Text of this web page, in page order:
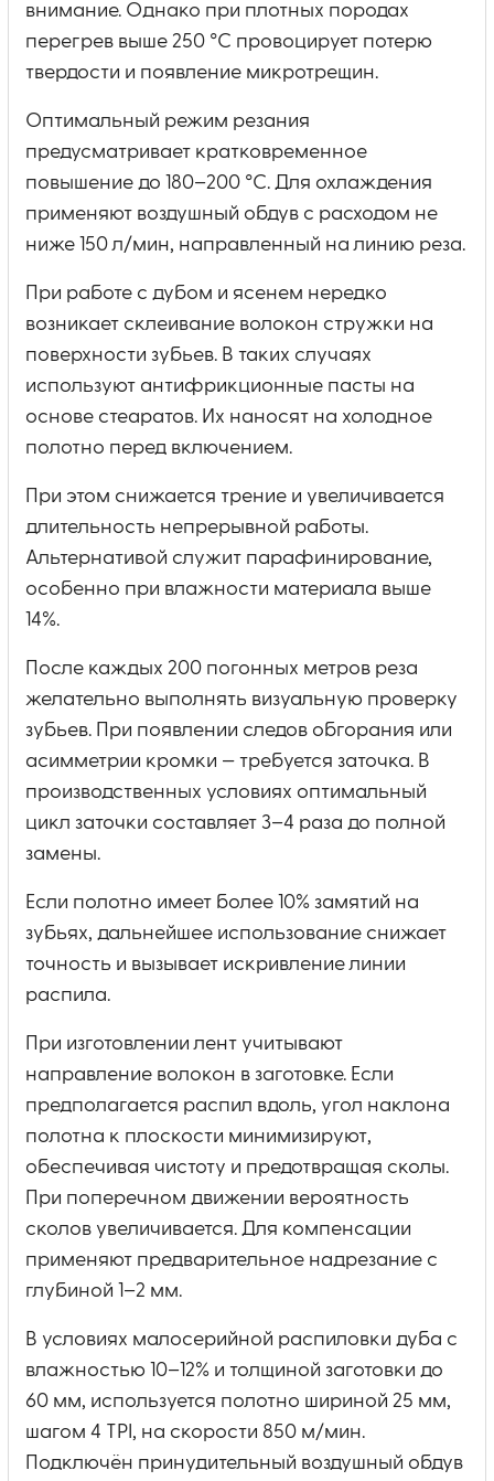
внимание. Однако при плотных породах
перегрев выше 250 °C провоцирует потерю
твердости и появление микротрещин.
Оптимальный режим резания
предусматривает кратковременное
повышение до 180–200 °C. Для охлаждения
применяют воздушный обдув с расходом не
ниже 150 л/мин, направленный на линию реза.
При работе с дубом и ясенем нередко
возникает склеивание волокон стружки на
поверхности зубьев. В таких случаях
используют антифрикционные пасты на
основе стеаратов. Их наносят на холодное
полотно перед включением.
При этом снижается трение и увеличивается
длительность непрерывной работы.
Альтернативой служит парафинирование,
особенно при влажности материала выше
14%.
После каждых 200 погонных метров реза
желательно выполнять визуальную проверку
зубьев. При появлении следов обгорания или
асимметрии кромки — требуется заточка. В
производственных условиях оптимальный
цикл заточки составляет 3–4 раза до полной
замены.
Если полотно имеет более 10% замятий на
зубьях, дальнейшее использование снижает
точность и вызывает искривление линии
распила.
При изготовлении лент учитывают
направление волокон в заготовке. Если
предполагается распил вдоль, угол наклона
полотна к плоскости минимизируют,
обеспечивая чистоту и предотвращая сколы.
При поперечном движении вероятность
сколов увеличивается. Для компенсации
применяют предварительное надрезание с
глубиной 1–2 мм.
В условиях малосерийной распиловки дуба с
влажностью 10–12% и толщиной заготовки до
60 мм, используется полотно шириной 25 мм,
шагом 4 TPI, на скорости 850 м/мин.
Подключён принудительный воздушный обдув